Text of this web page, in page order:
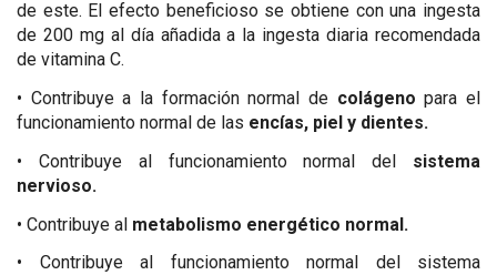
de este. El efecto beneficioso se obtiene con una ingesta
de 200 mg al día añadida a la ingesta diaria recomendada
de vitamina C.
• Contribuye a la formación normal de colágeno para el
funcionamiento normal de las encías, piel y dientes.
•
Contribuye al funcionamiento normal del sistema
nervioso.
• Contribuye al metabolismo energético normal.
•
Contribuye al funcionamiento normal del sistema